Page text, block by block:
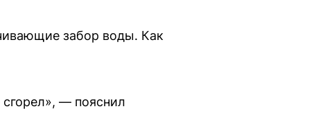
забор воды. Как
сгорел», — пояснил